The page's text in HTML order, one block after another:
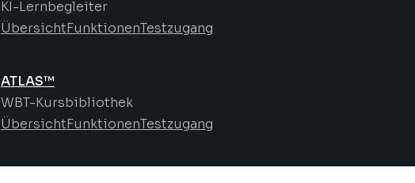
KI-Lernbegleiter
ÜbersichtFunktionenTestzugang
ATLAS™
WBT-Kursbibliothek
ÜbersichtFunktionenTestzugang